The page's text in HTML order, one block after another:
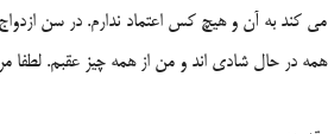
مي كند به آن و هيچ كس اعتماد ندارم. در سن
همه در حال شادي اند و من از همه چيز عقبم. لطفا